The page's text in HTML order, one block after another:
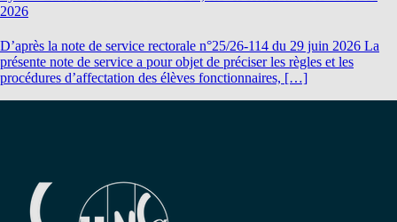
2026
D’après la note de service rectorale n°25/26-114 du 29 juin 2026 La
présente note de service a pour objet de préciser les règles et les
procédures d’affectation des élèves fonctionnaires, […]